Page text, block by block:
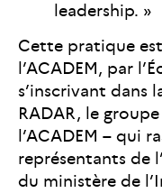
leadership. »
Cette pratique
l’ACADEM, par
s’inscrivant dans
RADAR, le
l’ACADEM – qui
représentants de
du ministère de